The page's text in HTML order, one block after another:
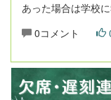
あった場合は学校
0コメント